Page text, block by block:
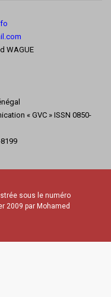
WAGUE
« GVC » ISSN 0850-
sous le numéro
2009 par Mohamed